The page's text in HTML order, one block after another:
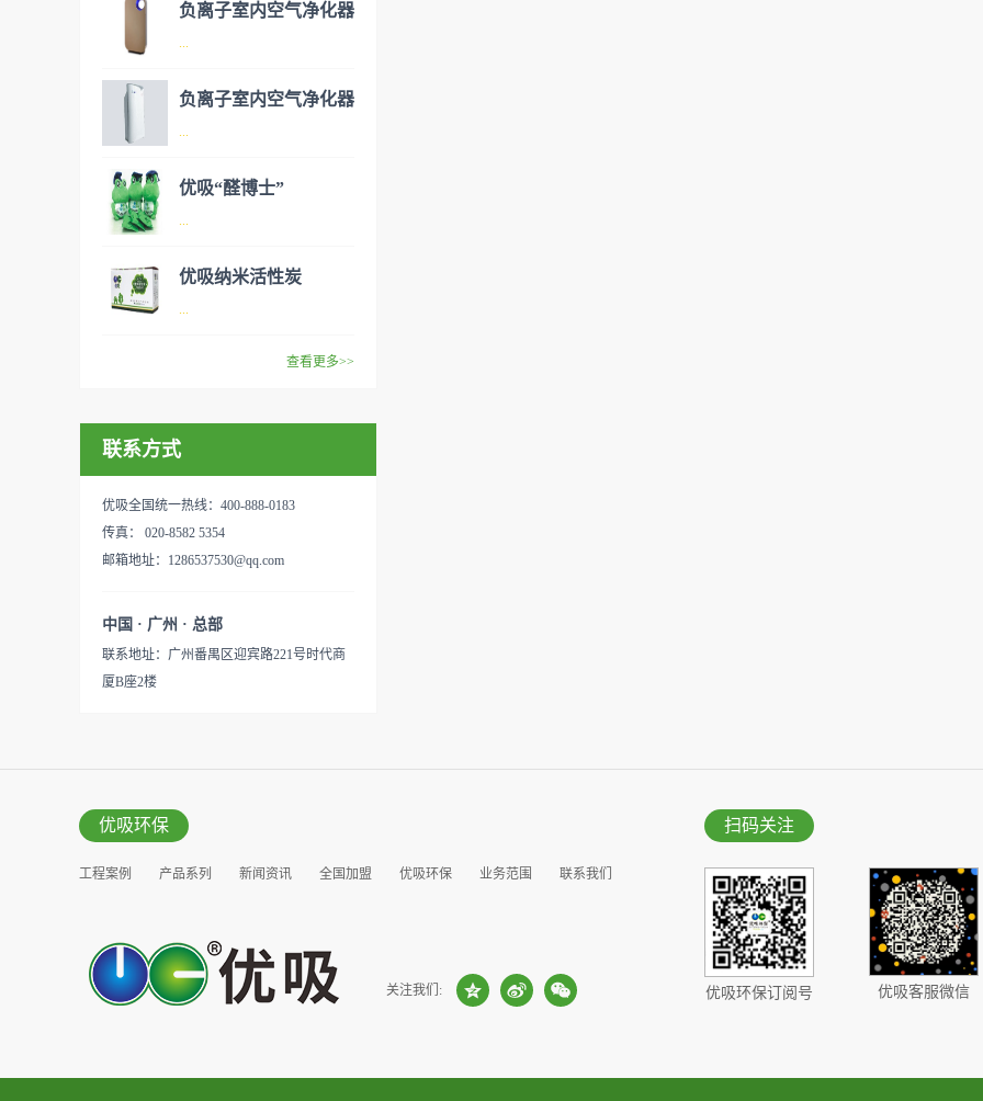
般包括PM2.5、粉尘、花粉、
高空气清洁度的效果。主要功
能：除甲醛/除异味/杀菌应用
所、使用方法：见产品说明手
册
负离子室内空气净化器
...
般包括PM2.5、粉尘、花粉、
高空气清洁度的效果。主要功
能：除甲醛/除异味/杀菌应用
所、使用方法：见产品说明手
负离子室内空气净化器
...
般包括PM2.5、粉尘、花粉、
效去除挥发性有机物，有效提
所、使用方法：见产品说明手
优吸“醛博士”
...
在甲醛领域是非常专业的一位
以辅助净化空气，醛博士一肚
用。放在车里不仅能装饰更能
的研发出治理甲醛的产品，而
我们的“醛博士”就担此重任。
产
优吸纳米活性炭
...
无定形碳，也有排列规整的晶
体碳。优吸活性炭具有较强的
吸附性，广泛应用于生产、生
活中。主要功能：吸附异味应
用范围：汽车、冰箱、食品
查看更多>>
联系方式
优吸全国统一热线：400-888-0183
传真： 020-8582 5354
邮箱地址：1286537530@qq.com
中国 · 广州 · 总部
联系地址：广州番禺区迎宾路221号时代商
厦B座2楼
优吸环保
工程案例 产品系列 新闻资讯 全国加盟 优吸环保 业务范围
联系我们
关注我们:
扫码关注
优吸环保订阅号 优吸客服微信